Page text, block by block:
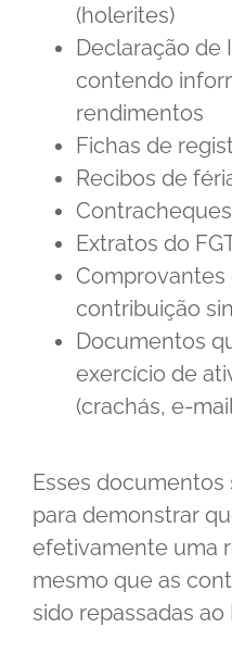
(holerites)
Declaração de
contendo
rendimentos
Fichas de
Recibos de
Contracheques
Extratos do
contribuição
Documentos
exercício de
(crachás, e-
Esses
para demonstrar
efetivamente uma
mesmo que as
sido repassadas ao